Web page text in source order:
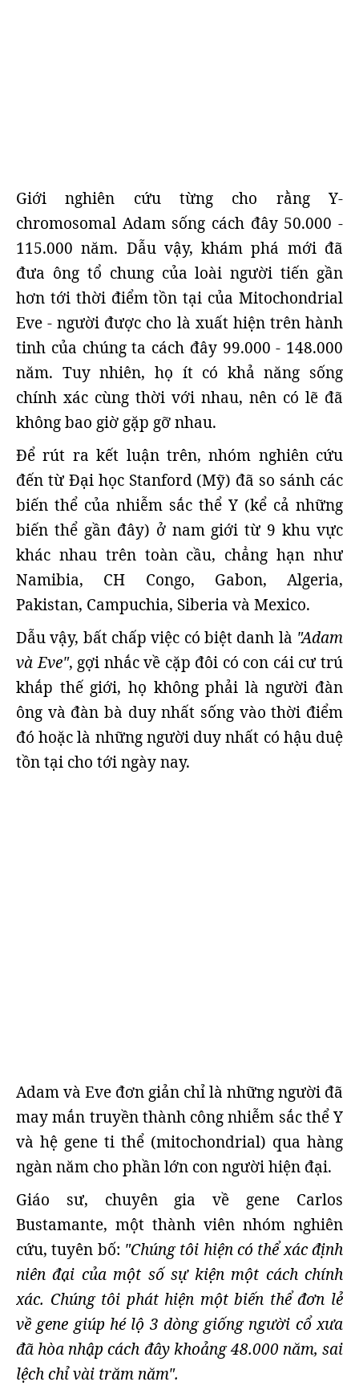
Giới nghiên cứu từng cho rằng Y-
chromosomal Adam sống cách đây 50.000 -
115.000 năm. Dẫu vậy, khám phá mới đã
đưa ông tổ chung của loài người tiến gần
hơn tới thời điểm tồn tại của Mitochondrial
Eve - người được cho là xuất hiện trên hành
tinh của chúng ta cách đây 99.000 - 148.000
năm. Tuy nhiên, họ ít có khả năng sống
chính xác cùng thời với nhau, nên có lẽ đã
không bao giờ gặp gỡ nhau.
Để rút ra kết luận trên, nhóm nghiên cứu
đến từ Đại học Stanford (Mỹ) đã so sánh các
biến thể của nhiễm sắc thể Y (kể cả những
biến thể gần đây) ở nam giới từ 9 khu vực
khác nhau trên toàn cầu, chẳng hạn như
Namibia, CH Congo, Gabon, Algeria,
Pakistan, Campuchia, Siberia và Mexico.
Dẫu vậy, bất chấp việc có biệt danh là "Adam
và Eve", gợi nhắc về cặp đôi có con cái cư trú
khắp thế giới, họ không phải là người đàn
ông và đàn bà duy nhất sống vào thời điểm
đó hoặc là những người duy nhất có hậu duệ
tồn tại cho tới ngày nay.
Adam và Eve đơn giản chỉ là những người đã
may mắn truyền thành công nhiễm sắc thể Y
và hệ gene ti thể (mitochondrial) qua hàng
ngàn năm cho phần lớn con người hiện đại.
Giáo sư, chuyên gia về gene Carlos
Bustamante, một thành viên nhóm nghiên
cứu, tuyên bố: "Chúng tôi hiện có thể xác định
niên đại của một số sự kiện một cách chính
xác. Chúng tôi phát hiện một biến thể đơn lẻ
về gene giúp hé lộ 3 dòng giống người cổ xưa
đã hòa nhập cách đây khoảng 48.000 năm, sai
lệch chỉ vài trăm năm".